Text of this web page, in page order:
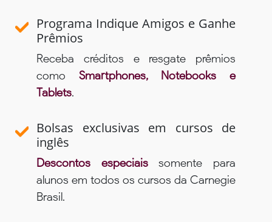
Programa Indique Amigos e Ganhe
Prêmios
Receba créditos e resgate prêmios
como Smartphones, Notebooks e
Tablets.
Bolsas exclusivas em cursos de
inglês
Descontos especiaissomente para
alunos em todos os cursos da Carnegie
Brasil.